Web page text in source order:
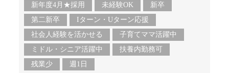
新年度4月★採用
未経験OK
新卒
第二新卒
Iターン・Uターン応援
社会人経験を活かせる
子育てママ活躍中
ミドル・シニア活躍中
扶養内勤務可
残業少
週1日